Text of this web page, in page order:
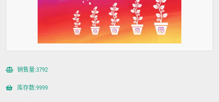
销售量:3792
库存数:9999